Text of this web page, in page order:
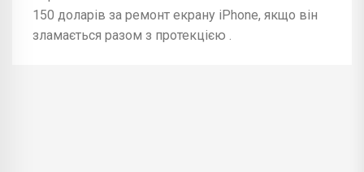
150 доларів за ремонт екрану iPhone, якщо він
зламається разом з протекцією .